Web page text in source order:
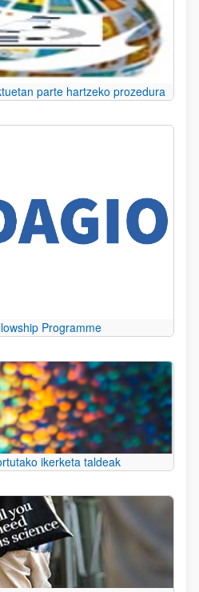
parte hartzeko prozedura
Programme
ikerketa taldeak